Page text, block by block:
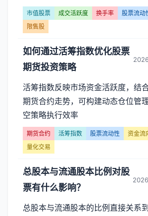
表
第
页
市值股票 成交活跃度 换手率
股票流动
限售股
如何通过活筹指数优化股票
期货投资策略
活筹指数反映市场资金活跃度，结
期货合约走势，可构建动态仓位管
空策略执行效率
期货合约 活筹指数 股票流动性
资金流
量化交易
总股本与流通股本比例对股
票有什么影响？
总股本与流通股本的比例直接关系